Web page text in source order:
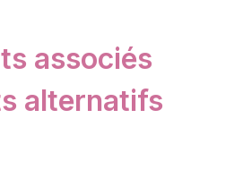
associés
alternatifs